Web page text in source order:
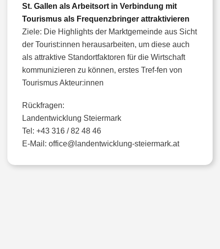
St. Gallen als Arbeitsort in Verbindung mit
Tourismus als Frequenzbringer attraktivieren
Ziele: Die Highlights der Marktgemeinde aus Sicht
der Tourist:innen herausarbeiten, um diese auch
als attraktive Standortfaktoren für die Wirtschaft
kommunizieren zu können, erstes Tref-fen von
Tourismus Akteur:innen
Rückfragen:
Landentwicklung Steiermark
Tel: +43 316 / 82 48 46
E-Mail: office@landentwicklung-steiermark.at